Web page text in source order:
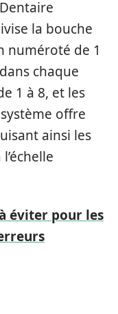
la bouche
numéroté de 1
chaque
1 à 8, et les
offre
ainsi les
éviter pour les